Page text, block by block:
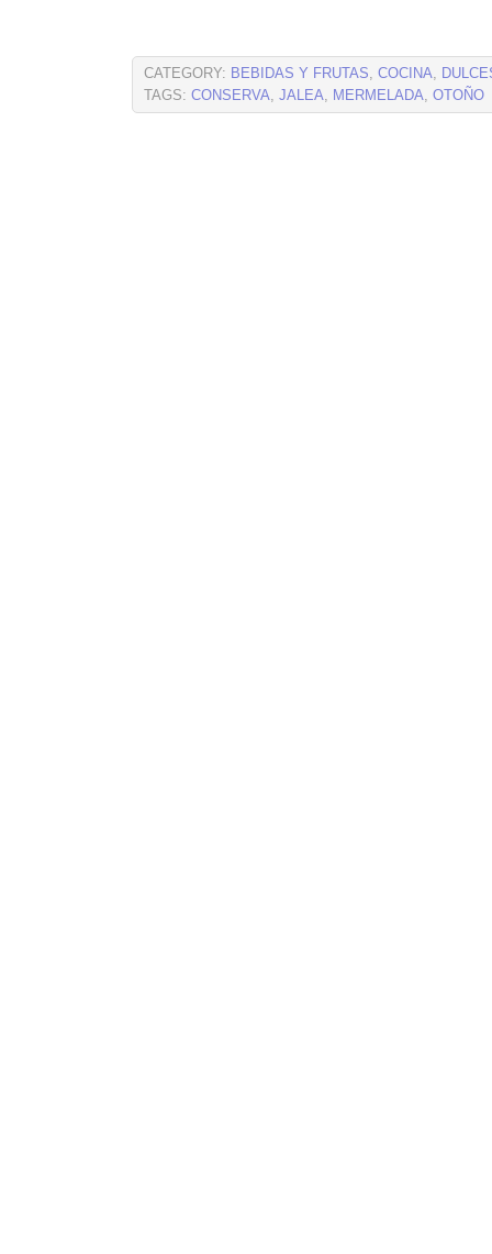
CATEGORY: BEBIDAS Y FRUTAS, COCINA,
TAGS: CONSERVA, JALEA, MERMELADA, OTOÑO